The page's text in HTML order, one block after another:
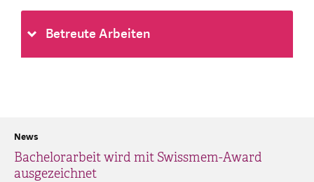
Betreute Arbeiten
Bachelorarbeit wird mit Swissmem-Award
ausgezeichnet
News